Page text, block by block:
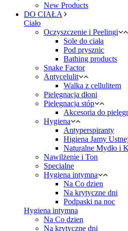
New Products
DO CIAŁA
Ciało
Oczyszczenie i Peelingi
Sole do ciała
Pod prysznic
Bathing products
Snake Factor
Antycelulit
Walka z cellulitem
Pielęgnacja dłoni
Pielęgnacja stóp
Akcesoria do
Hygiena
Antyperspiranty
Higiena Jamy Ustnej
Naturalne Mydło i
Nawilżenie i Ton
Specialne
Hygiena intymna
Na Co dzien
Na krytyczne dni
Podpaski na noc
Hygiena intymna
Na Co dzien
Na krytyczne dni